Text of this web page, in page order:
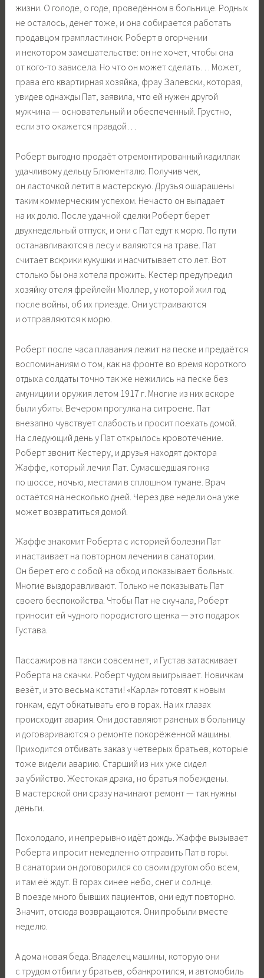
жизни. О голоде, о годе, проведённом в больнице. Родных
не осталось, денег тоже, и она собирается работать
продавцом грампластинок. Роберт в огорчении
и некотором замешательстве: он не хочет, чтобы она
от кого-то зависела. Но что он может сделать… Может,
права его квартирная хозяйка, фрау Залевски, которая,
увидев однажды Пат, заявила, что ей нужен другой
мужчина — основательный и обеспеченный. Грустно,
если это окажется правдой…
Роберт выгодно продаёт отремонтированный кадиллак
удачливому дельцу Блюменталю. Получив чек,
он ласточкой летит в мастерскую. Друзья ошарашены
таким коммерческим успехом. Нечасто он выпадает
на их долю. После удачной сделки Роберт берет
двухнедельный отпуск, и они с Пат едут к морю. По пути
останавливаются в лесу и валяются на траве. Пат
считает вскрики кукушки и насчитывает сто лет. Вот
столько бы она хотела прожить. Кестер предупредил
хозяйку отеля фрейлейн Мюллер, у которой жил год
после войны, об их приезде. Они устраиваются
и отправляются к морю.
Роберт после часа плавания лежит на песке и предаётся
воспоминаниям о том, как на фронте во время короткого
отдыха солдаты точно так же нежились на песке без
амуниции и оружия летом 1917 г. Многие из них вскоре
были убиты. Вечером прогулка на ситроене. Пат
внезапно чувствует слабость и просит поехать домой.
На следующий день у Пат открылось кровотечение.
Роберт звонит Кестеру, и друзья находят доктора
Жаффе, который лечил Пат. Сумасшедшая гонка
по шоссе, ночью, местами в сплошном тумане. Врач
остаётся на несколько дней. Через две недели она уже
может возвратиться домой.
Жаффе знакомит Роберта с историей болезни Пат
и настаивает на повторном лечении в санатории.
Он берет его с собой на обход и показывает больных.
Многие выздоравливают. Только не показывать Пат
своего беспокойства. Чтобы Пат не скучала, Роберт
приносит ей чудного породистого щенка — это подарок
Густава.
Пассажиров на такси совсем нет, и Густав затаскивает
Роберта на скачки. Роберт чудом выигрывает. Новичкам
везёт, и это весьма кстати! «Карла» готовят к новым
гонкам, едут обкатывать его в горах. На их глазах
происходит авария. Они доставляют раненых в больницу
и договариваются о ремонте покорёженной машины.
Приходится отбивать заказ у четверых братьев, которые
тоже видели аварию. Старший из них уже сидел
за убийство. Жестокая драка, но братья побеждены.
В мастерской они сразу начинают ремонт — так нужны
деньги.
Похолодало, и непрерывно идёт дождь. Жаффе вызывает
Роберта и просит немедленно отправить Пат в горы.
В санатории он договорился со своим другом обо всем,
и там её ждут. В горах синее небо, снег и солнце.
В поезде много бывших пациентов, они едут повторно.
Значит, отсюда возвращаются. Они пробыли вместе
неделю.
А дома новая беда. Владелец машины, которую они
с трудом отбили у братьев, обанкротился, и автомобиль